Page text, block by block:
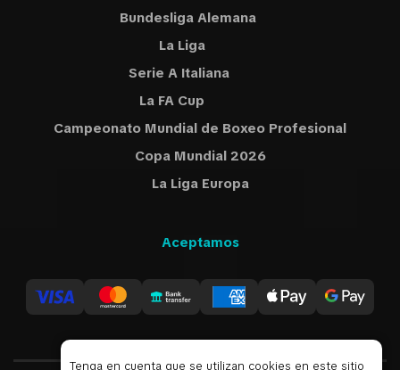
Bundesliga Alemana
La Liga
Serie A Italiana
La FA Cup
Campeonato Mundial de Boxeo Profesional
Copa Mundial 2026
La Liga Europa
Aceptamos
Tenga en cuenta que se utilizan cookies en este sitio